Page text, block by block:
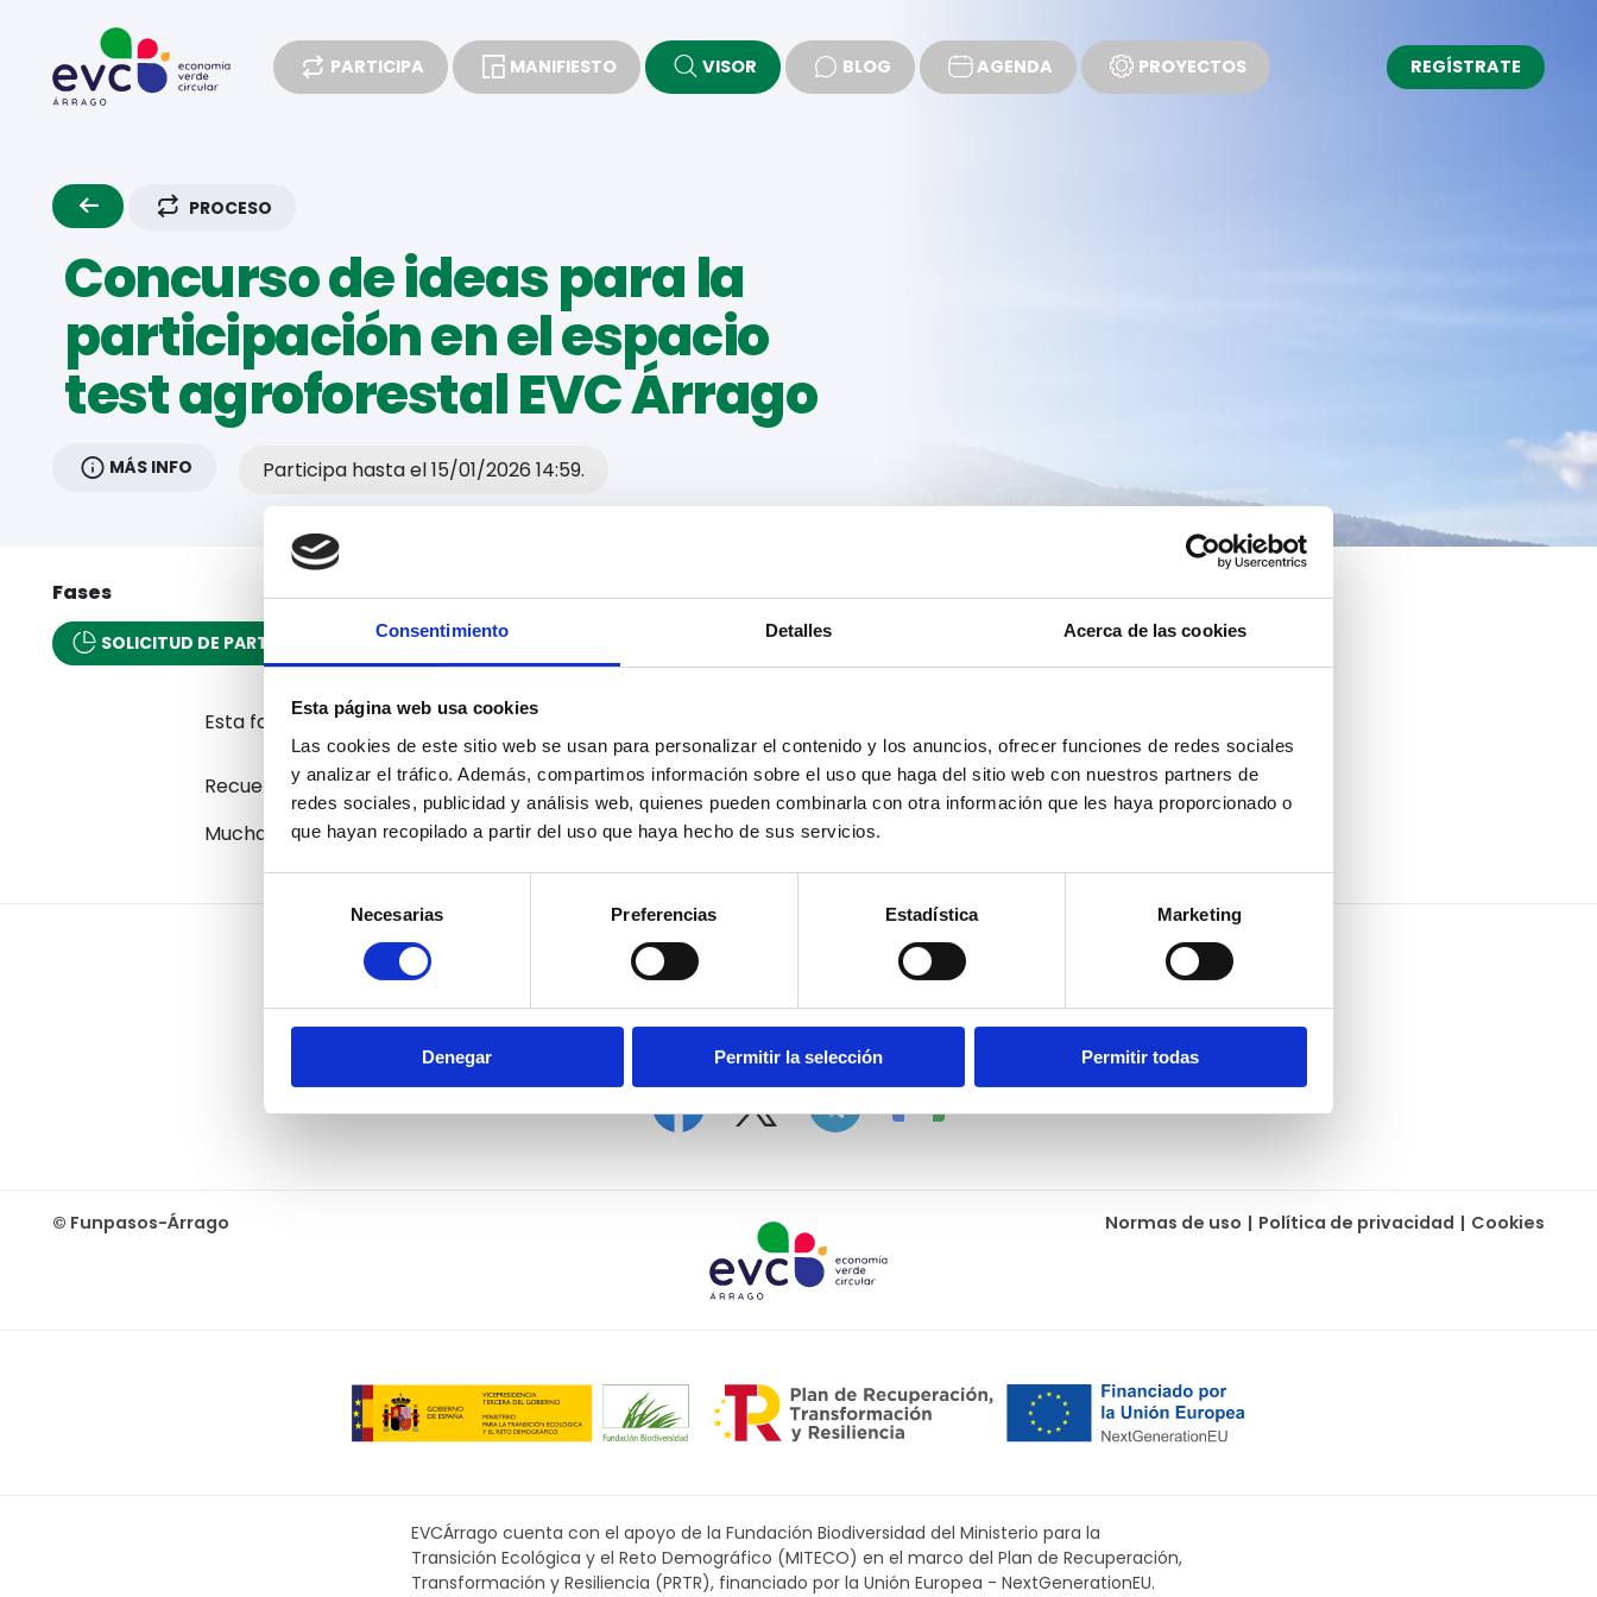
Consentimiento Detalles Acerca de las cookies
Esta página web usa cookies
Las cookies de este sitio web se usan para personalizar el contenido y los anuncios, ofrecer funciones de redes sociales
y analizar el tráfico. Además, compartimos información sobre el uso que haga del sitio web con nuestros partners de
redes sociales, publicidad y análisis web, quienes pueden combinarla con otra información que les haya proporcionado o
que hayan recopilado a partir del uso que haya hecho de sus servicios.
consentimiento
Necesarias Preferencias Estadística Marketing
Denegar Permitir la selección Permitir todas
PARTICIPA MANIFIESTO VISOR BLOG AGENDA PROYECTOS REGÍSTRATE
PROCESO
Concurso de ideas para la
participación en el espacio
test agroforestal EVC Árrago
MÁS INFO Participa hasta el 15/01/2026 14:59.
Fases
SOLICITUD DE PARTICIPACIÓN EN ESPACIO TEST AGROFRESTAL EVC ÁRRAGO
Esta fase ha finalizado, espera para más noticias.
Recuerda mandar tuCurrículum,Carta de MotivaciónyPlan de Empresa.
Muchas gracias por su participación!
© Funpasos-Árrago Normas de uso | Política de privacidad | Cookies
EVCÁrrago cuenta con el apoyo de la Fundación Biodiversidad del Ministerio para la
Transición Ecológica y el Reto Demográfico (MITECO) en el marco del Plan de Recuperación,
Transformación y Resiliencia (PRTR), financiado por la Unión Europea - NextGenerationEU.